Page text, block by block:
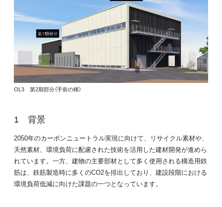
OL3 第2期部分（手前の棟）
背景
2050年のカーボンニュートラル実現に向けて、リサイクル素材や、
天然素材、環境負荷に配慮された技術を活用した建材開発が進めら
れています。一方、建物の主要部材として多く使用される構造用鉄
筋は、鉄筋製造時に多くのCO2を排出しており、建設段階における
環境負荷低減に向けた課題の一つとなっています。